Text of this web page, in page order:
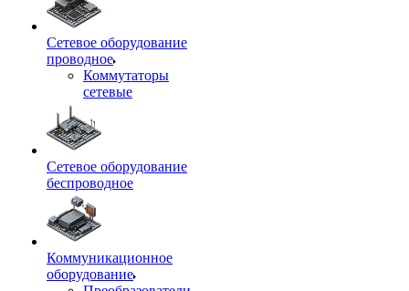
Сетевое оборудование
проводное
Коммутаторы
сетевые
Сетевое оборудование
беспроводное
Коммуникационное
оборудование